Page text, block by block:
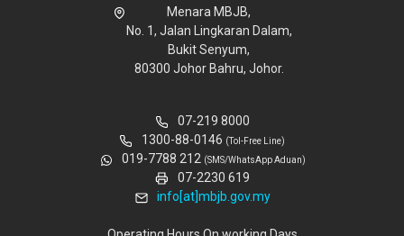
Menara MBJB,
No. 1, Jalan Lingkaran Dalam,
Bukit Senyum,
80300 Johor Bahru, Johor.
07-219 8000
1300-88-0146 (Tol-Free Line)
019-7788 212 (SMS/WhatsApp Aduan)
07-2230 619
info[at]mbjb.gov.my